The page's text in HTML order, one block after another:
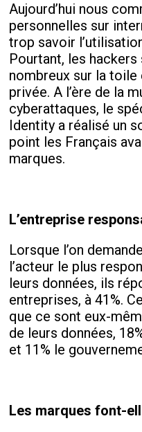
Aujourd’hui nous
personnelles sur
trop savoir
Pourtant, les
nombreux sur la
privée. A l’ère de la
cyberattaques, le
Identity a réalisé un
point les Français
marques.
L’entreprise
Lorsque l’on
l’acteur le plus
leurs données, ils
entreprises, à 41%.
que ce sont eux-
de leurs données,
et 11% le
Les marques font-